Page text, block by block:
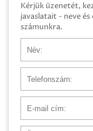
Kérjük üzenetét,
javaslatait - neve
számunkra.